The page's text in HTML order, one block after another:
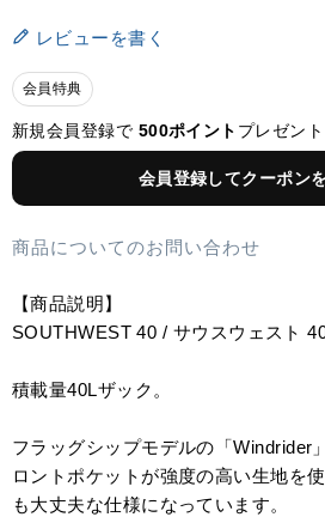
レビューを書く
会員特典
新規会員登録で 500ポイント プレゼント
会員登録してクーポン
商品についてのお問い合わせ
【商品説明】
SOUTHWEST 40 / サウスウェスト
積載量40Lザック。
フラッグシップモデルの「Windrider
ロントポケットが強度の高い生地を
も大丈夫な仕様になっています。